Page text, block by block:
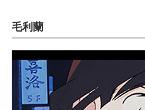
毛利蘭